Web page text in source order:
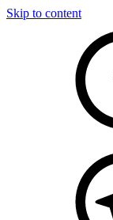
Skip to content